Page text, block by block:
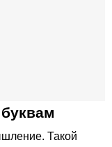
Такой